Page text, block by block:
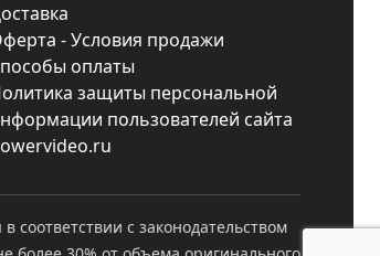
- Условия продажи
оплаты
защиты персональной
пользователей сайта
с законодательством